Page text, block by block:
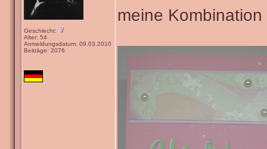
Geschlecht:
Alter: 54
Anmeldungsdatum: 09.03.2010
Beiträge: 2076
meine